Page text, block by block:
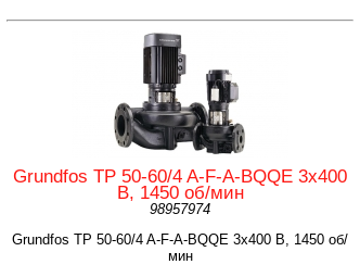
Grundfos TP 50-60/4 A-F-A-BQQE 3x400
В, 1450 об/мин
98957974
Grundfos TP 50-60/4 A-F-A-BQQE 3x400 В, 1450 об/
мин